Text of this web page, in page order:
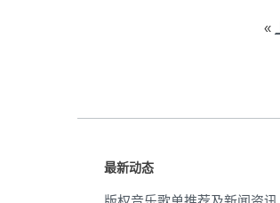
«
最新动态